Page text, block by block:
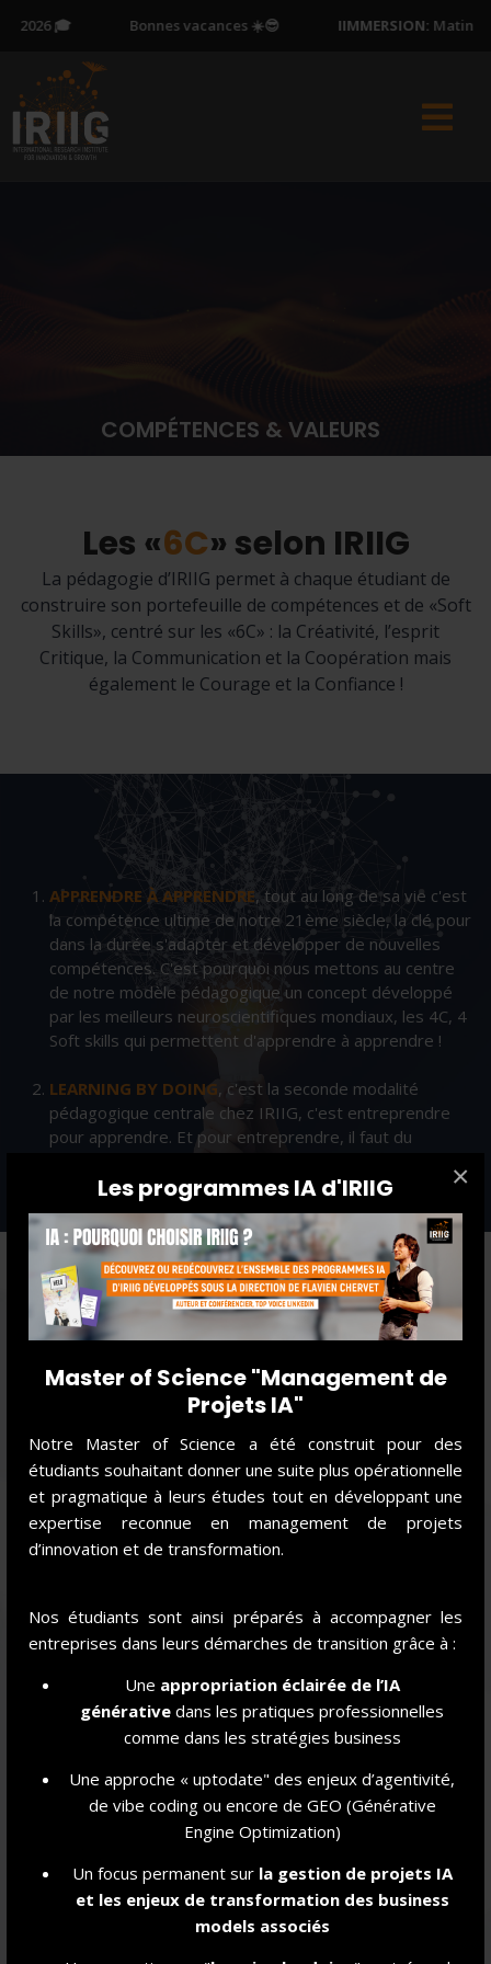
Les programmes IA d'IRIIG
Master of Science "Management de
Projets IA"
Notre Master of Science a été construit pour des
étudiants souhaitant donner une suite plus opérationnelle
et pragmatique à leurs études tout en développant une
expertise reconnue en management de projets
d’innovation et de transformation.
Nos étudiants sont ainsi préparés à accompagner les
entreprises dans leurs démarches de transition grâce à :
Une appropriation éclairée de l’IA
générative dans les pratiques professionnelles
comme dans les stratégies business
Une approche « uptodate" des enjeux d’agentivité,
de vibe coding ou encore de GEO (Générative
Engine Optimization)
Un focus permanent sur la gestion de projets IA
et les enjeux de transformation des business
models associés
×
🎓 Bonnes vacances ☀️😎 IIMMERSION:Matinée
COMPÉTENCES & VALEURS
Les «6C» selon IRIIG
La pédagogie d’IRIIG permet à chaque étudiant de
construire son portefeuille de compétences et de «Soft
Skills», centré sur les «6C» : la Créativité, l’esprit
Critique, la Communication et la Coopération mais
également le Courage et la Confiance !
APPRENDRE À APPRENDRE, tout au long de sa vie c'est
la compétence ultime de notre 21ème siècle, la clé pour
dans la durée s'adapter et développer de nouvelles
compétences. C'est pourquoi nous mettons au centre
de notre modèle pédagogique un concept développé
par les meilleurs neuroscientifiques mondiaux, les 4C, 4
Soft skills qui permettent d'apprendre à apprendre !
LEARNING BY DOING, c'est la seconde modalité
pédagogique centrale chez IRIIG, c'est entreprendre
pour apprendre. Et pour entreprendre, il faut du
DANS LE RESPECT DE 6
COMPÉTENCES FONDATRICES
partenaires
Imaginer, diverger, échouer pour mieux réussir.
ESPRITCRITIQUE